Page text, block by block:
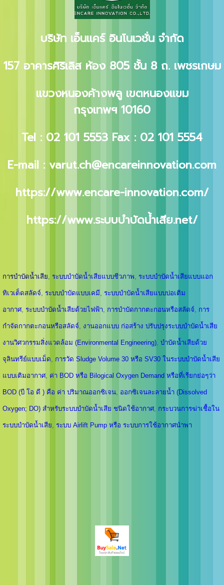
บริษัท เอ็นแคร์ อินโนเวชั่น จำกัด
157 อาคารศิริเลิส ห้อง 805 ชั้น 8 ถ. เพชรเกษม
แขวงหนองค้างพลู เขตหนองแขม
กรุงเทพฯ 10160
Tel : 02 101 5553 Fax : 02 101 5554
E-mail : varut.ch@encareinnovation.com
https://www.encare-innovation.com/
https://www.ระบบบําบัดน้ําเสีย.net/
การบำบัดน้ำเสีย, ระบบบำบัดน้ำเสียแบบชีวภาพ, ระบบบำบัดน้ำเสียแบบแอก
ทิเวเต็ดสลัดจ์, ระบบบำบัดแบบเคมี, ระบบบำบัดน้ำเสียแบบบ่อเติม
อากาศ, ระบบบำบัดน้ำเสียด้วยไฟฟ้า, การบำบัดกากตะกอนหรือสลัดจ์, การ
กำจัดกากตะกอนหรือสลัดจ์, งานออกแบบ ก่อสร้าง ปรับปรุงระบบบำบัดน้ำเสีย
งานวิศวกรรมสิ่งแวดล้อม (Environmental Engineering), บำบัดน้ำเสียด้วย
จุลินทรีย์แบบเม็ด, การวัด Sludge Volume 30 หรือ SV30 ในระบบบำบัดน้ำเสีย
แบบเติมอากาศ, ค่า BOD หรือ Bilogical Oxygen Demand หรือที่เรียกย่อๆว่า
BOD (บี โอ ดี ) คือ ค่า ปริมาณออกซิเจน, ออกซิเจนละลายน้ำ (Dissolved
Oxygen; DO) สำหรับระบบบำบัดน้ำเสีย ชนิดใช้อากาศ, กระบวนการฆ่าเชื้อใน
ระบบบำบัดน้ำเสีย, ระบบ Airlift Pump หรือ ระบบการใช้อากาศนำพา